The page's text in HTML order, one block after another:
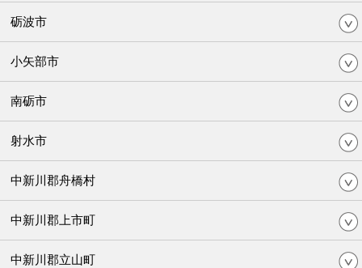
砺波市
小矢部市
南砺市
射水市
中新川郡舟橋村
中新川郡上市町
中新川郡立山町